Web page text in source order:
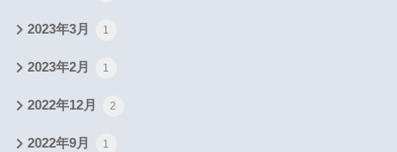
2023年3月 1
2023年2月 1
2022年12月 2
2022年9月 1